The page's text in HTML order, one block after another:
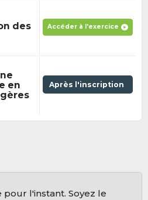
des
Accéder à l'exercice
en
Après l'inscription
l'instant. Soyez le